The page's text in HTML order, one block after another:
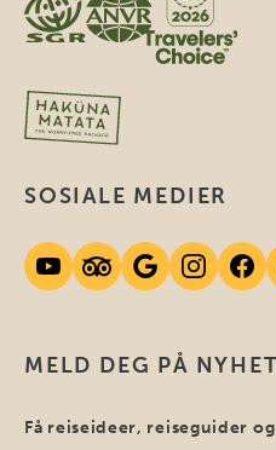
MELD DEG PÅ
Få reiseideer, reiseguider
SOSIALE MEDIER